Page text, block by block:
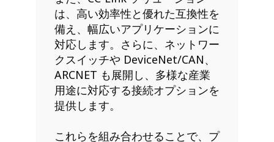
は、高い効率性と優れた互換性を
備え、幅広いアプリケーションに
対応します。さらに、ネットワー
クスイッチや DeviceNet/CAN、
ARCNET も展開し、多様な産業
用途に対応する接続オプションを
提供します。
これらを組み合わせることで、プ